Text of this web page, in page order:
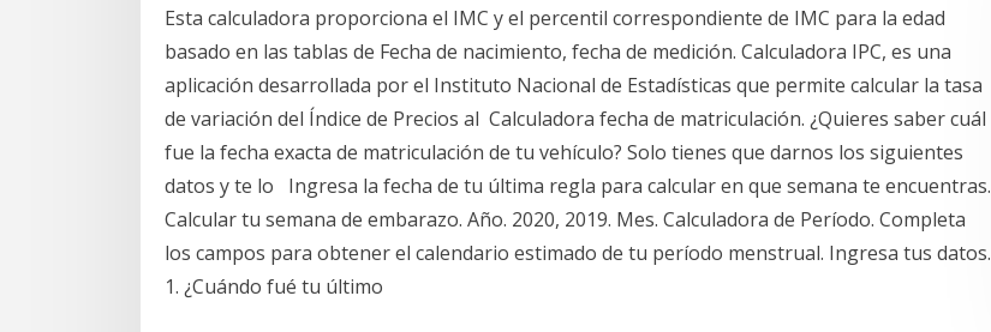
Esta calculadora proporciona el IMC y el percentil correspondiente de IMC para la edad
basado en las tablas de Fecha de nacimiento, fecha de medición. Calculadora IPC, es una
aplicación desarrollada por el Instituto Nacional de Estadísticas que permite calcular la tasa
de variación del Índice de Precios al Calculadora fecha de matriculación. ¿Quieres saber cuál
fue la fecha exacta de matriculación de tu vehículo? Solo tienes que darnos los siguientes
datos y te lo Ingresa la fecha de tu última regla para calcular en que semana te encuentras.
Calcular tu semana de embarazo. Año. 2020, 2019. Mes. Calculadora de Período. Completa
los campos para obtener el calendario estimado de tu período menstrual. Ingresa tus datos.
1. ¿Cuándo fué tu último